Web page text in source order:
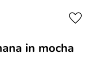
in mocha